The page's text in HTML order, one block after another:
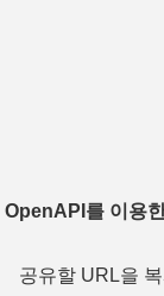
OpenAPI를 이용
공유할 URL을